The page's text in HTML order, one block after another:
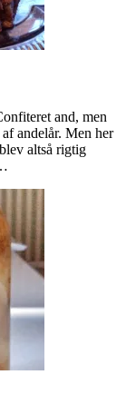
and, men
andelår. Men her
altså rigtig